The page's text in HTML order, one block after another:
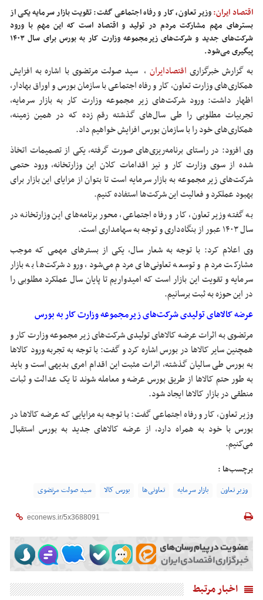
اقتصاد ایران:وزیر تعاون، کار و رفاه اجتماعی گفت: تقویت بازار سرمایه یکی از
بسترهای مهم مشارکت مردم در تولید و اقتصاد است که این مهم با ورود
شرکت‌های جدید و شرکت‌های زیرمجموعه وزارت کار به بورس برای سال ۱۴۰۳
پیگیری می‌شود.
به گزارش خبرگزاری اقتصادایران ، سید صولت مرتضوی با اشاره به افزایش
همکاری‌های وزارت تعاون، کار و رفاه اجتماعی با سازمان بورس و اوراق بهادار،
اظهار داشت: ورود شرکت‌های زیر مجموعه وزارت کار به بازار سرمایه،
تجربیات مطلوبی را طی سال‌های گذشته رقم زده که در همین زمینه،
همکاری‌های خود را با سازمان بورس افزایش خواهیم داد.
وی افزود: در راستای برنامه‌ریزی‌های صورت گرفته، یکی از تصمیمات اتخاذ
شده از سوی وزارت کار و نیز اقدامات کلان این وزارتخانه، ورود حتمی
شرکت‌های زیر مجموعه به بازار سرمایه است تا بتوان از مزایای این بازار برای
بهبود عملکرد و فعالیت این شرکت‌ها استفاده کنیم.
به گفته وزیر تعاون، کار و رفاه اجتماعی، محور برنامه‌های این وزارتخانه در
سال ۱۴۰۳ عبور از بنگاه‌داری و توجه به سهامداری است.
وی اعلام کرد: با توجه به شعار سال، یکی از بسترهای مهمی که موجب
مشارکت مردم و توسعه تعاونی‌های مردم می‌شود، ورود شرکت‌ها به بازار
سرمایه و تقویت این بازار است که امیدواریم تا پایان سال عملکرد مطلوبی را
در این حوزه به ثبت برسانیم.
عرضه کالاهای تولیدی شرکت‌های زیرمجموعه وزارت کار به بورس
مرتضوی به اثرات عرضه کالاهای تولیدی شرکت‌های زیر مجموعه وزارت کار و
همچنین سایر کالاها در بورس اشاره کرد و گفت: با توجه به تجربه ورود کالاها
به بورس طی سالیان گذشته، اثرات مثبت این اقدام امری بدیهی است و باید
به طور حتم کالاها از طریق بورس عرضه و معامله شوند تا یک عدالت و ثبات
منطقی در بازار کالاها ایجاد شود.
وزیر تعاون، کار و رفاه اجتماعی گفت: با توجه به مزایایی که عرضه کالاها در
بورس با خود به همراه دارد، از عرضه کالاهای جدید به بورس استقبال
می‌کنیم.
برچسب‌ها :
وزیر تعاون بازار سرمایه تعاونی‌ها بورس کالا سید صولت مرتضوی
اخبار مرتبط